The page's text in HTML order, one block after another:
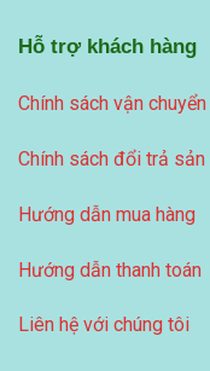
Hỗ trợ khách hàng
Chính sách vận chuyển
Chính sách đổi trả sản
Hướng dẫn mua hàng
Hướng dẫn thanh toán
Liên hệ với chúng tôi